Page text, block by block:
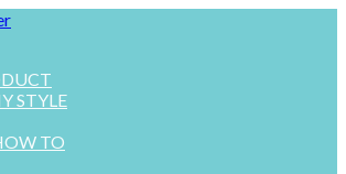
STYLE
TO